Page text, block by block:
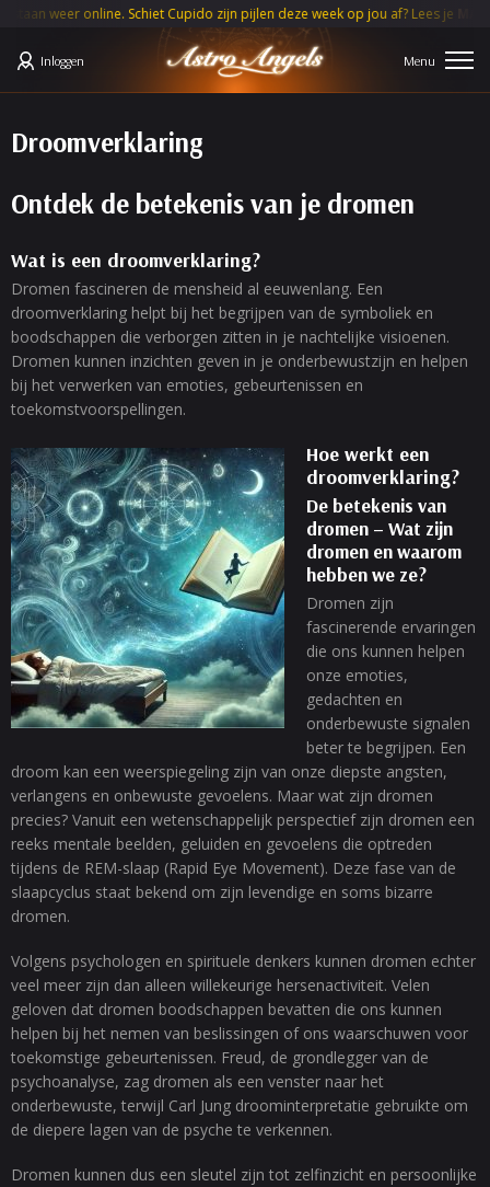
online. Schiet Cupido zijn pijlen deze week op jou af? Lees jeMAAND
Inloggen
Droomverklaring
Ontdek de betekenis van je dromen
Wat is een droomverklaring?
Dromen fascineren de mensheid al eeuwenlang. Een
droomverklaring helpt bij het begrijpen van de symboliek en
boodschappen die verborgen zitten in je nachtelijke visioenen.
Dromen kunnen inzichten geven in je onderbewustzijn en helpen
bij het verwerken van emoties, gebeurtenissen en
toekomstvoorspellingen.
Hoe werkt een
droomverklaring?
De betekenis van
dromen – Wat zijn
dromen en waarom
hebben we ze?
Dromen zijn
fascinerende ervaringen
die ons kunnen helpen
onze emoties,
gedachten en
onderbewuste signalen
beter te begrijpen. Een
droom kan een weerspiegeling zijn van onze diepste angsten,
verlangens en onbewuste gevoelens. Maar wat zijn dromen
precies? Vanuit een wetenschappelijk perspectief zijn dromen een
reeks mentale beelden, geluiden en gevoelens die optreden
tijdens de REM-slaap (Rapid Eye Movement). Deze fase van de
slaapcyclus staat bekend om zijn levendige en soms bizarre
dromen.
Volgens psychologen en spirituele denkers kunnen dromen echter
veel meer zijn dan alleen willekeurige hersenactiviteit. Velen
geloven dat dromen boodschappen bevatten die ons kunnen
helpen bij het nemen van beslissingen of ons waarschuwen voor
toekomstige gebeurtenissen. Freud, de grondlegger van de
psychoanalyse, zag dromen als een venster naar het
onderbewuste, terwijl Carl Jung droominterpretatie gebruikte om
de diepere lagen van de psyche te verkennen.
Dromen kunnen dus een sleutel zijn tot zelfinzicht en persoonlijke